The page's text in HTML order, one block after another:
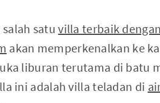
salah satuvilla terbaik
akan memperkenalkan ke
liburan terutama di batu
ini adalah villa teladan di